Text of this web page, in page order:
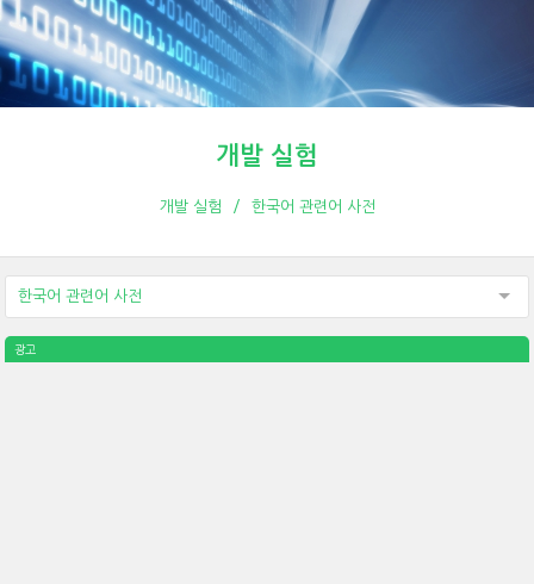
개발 실험
개발 실험 한국어 관련어 사전
한국어 관련어 사전
광고